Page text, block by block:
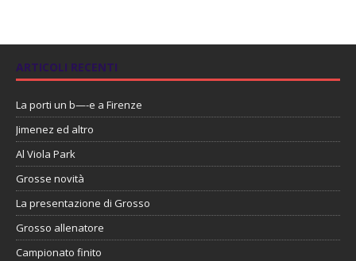
ARTICOLI RECENTI
La porti un b—-e a Firenze
Jimenez ed altro
Al Viola Park
Grosse novità
La presentazione di Grosso
Grosso allenatore
Campionato finito